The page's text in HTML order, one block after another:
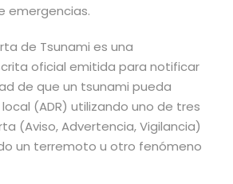
emergencias.
de Tsunami es una
oficial emitida para notificar
de que un tsunami pueda
(ADR) utilizando uno de tres
(Aviso, Advertencia, Vigilancia)
un terremoto u otro fenómeno